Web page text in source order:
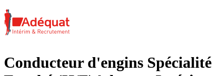
Conducteur d'engins Spécialité